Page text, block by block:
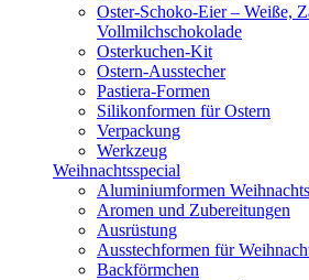
Oster-Schoko-Eier – Weiße,
Vollmilchschokolade
Osterkuchen-Kit
Ostern-Ausstecher
Pastiera-Formen
Silikonformen für Ostern
Verpackung
Werkzeug
Weihnachtsspecial
Aluminiumformen
Aromen und Zubereitungen
Ausrüstung
Ausstechformen für
Backförmchen